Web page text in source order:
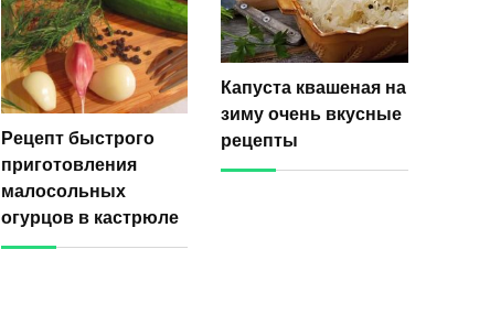
Рецепт быстрого
приготовления
малосольных
огурцов в кастрюле
Капуста квашеная на
зиму очень вкусные
рецепты